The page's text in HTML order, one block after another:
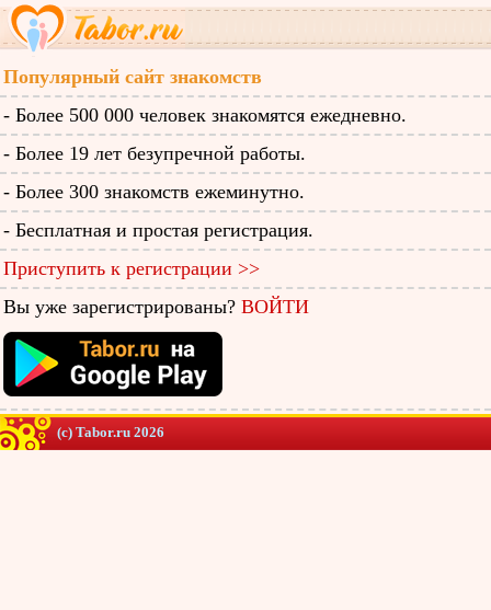
Популярный сайт знакомств
- Более 500 000 человек знакомятся ежедневно.
- Более 19 лет безупречной работы.
- Более 300 знакомств ежеминутно.
- Бесплатная и простая регистрация.
Приступить к регистрации >>
Вы уже зарегистрированы? ВОЙТИ
(c) Tabor.ru 2026